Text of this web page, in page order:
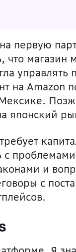
первую
магазин
управлять
на Amazon
японский
с
и
с